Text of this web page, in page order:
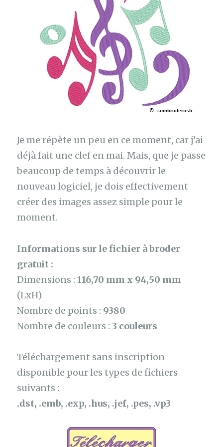
Je me répète un peu en ce moment, car j’ai
déjà fait une clef en mai. Mais, que je passe
beaucoup de temps à découvrir le
nouveau logiciel, je dois effectivement
créer des images assez simple pour le
moment.
Informations sur le fichier à broder
gratuit :
Dimensions :116,70 mm x 94,50 mm
(LxH)
Nombre de points : 9380
Nombre de couleurs : 3 couleurs
Téléchargement sans inscription
disponible pour les types de fichiers
suivants :
.dst, .emb, .exp, .hus, .jef, .pes, .vp3